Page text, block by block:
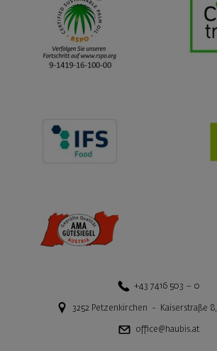
+43 7416 503 – 0
3252 Petzenkirchen - Kaiserstraße 8,
office@haubis.at